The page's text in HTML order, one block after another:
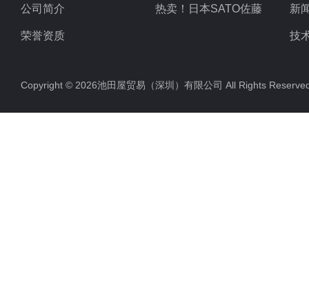
公司简介
荣誉资质
热卖！日本SATO佐藤 新
技
Copyright © 2026池田屋贸易（深圳）有限公司 All Rights